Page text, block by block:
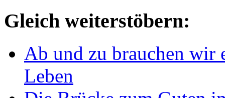
Gleich weiterstöbern:
Ab und zu brauchen wir
Leben